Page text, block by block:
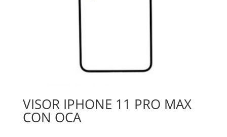
VISOR IPHONE 11 PRO MAX
CON OCA